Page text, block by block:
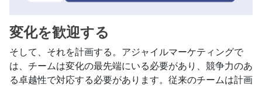
変化を歓迎する
そして、それを計画する。アジャイルマーケティングで
は、チームは変化の最先端にいる必要があり、競争力のあ
る卓越性で対応する必要があります。従来のチームは計画